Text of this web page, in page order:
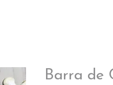
Barra de